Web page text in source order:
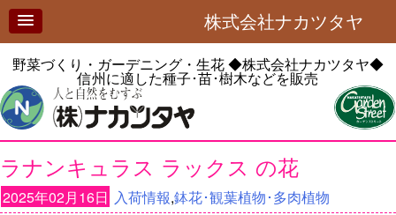
株式会社ナカツタヤ
野菜づくり・ガーデニング・生花◆株式会社ナカツタヤ◆
信州に適した種子･苗･樹木などを販売
ラナンキュラス ラックス の花
2025年02月16日 入荷情報,鉢花･観葉植物･多肉植物